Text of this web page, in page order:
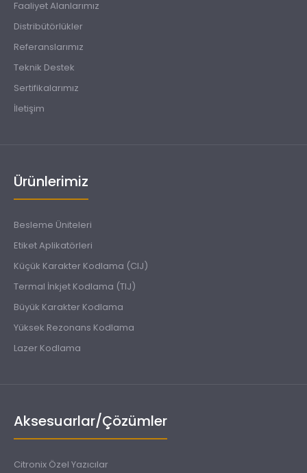
Faaliyet Alanlarımız
Distribütörlükler
Referanslarımız
Teknik Destek
Sertifikalarımız
İletişim
Ürünlerimiz
Besleme Üniteleri
Etiket Aplikatörleri
Küçük Karakter Kodlama (CIJ)
Termal İnkjet Kodlama (TIJ)
Büyük Karakter Kodlama
Yüksek Rezonans Kodlama
Lazer Kodlama
Aksesuarlar/Çözümler
Citronix Özel Yazıcılar